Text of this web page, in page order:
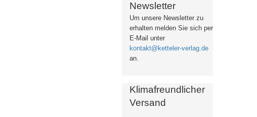
Newsletter
Um unsere Newsletter zu
erhalten melden Sie sich per
E-Mail unter
kontakt@ketteler-verlag.de
an.
Klimafreundlicher
Versand